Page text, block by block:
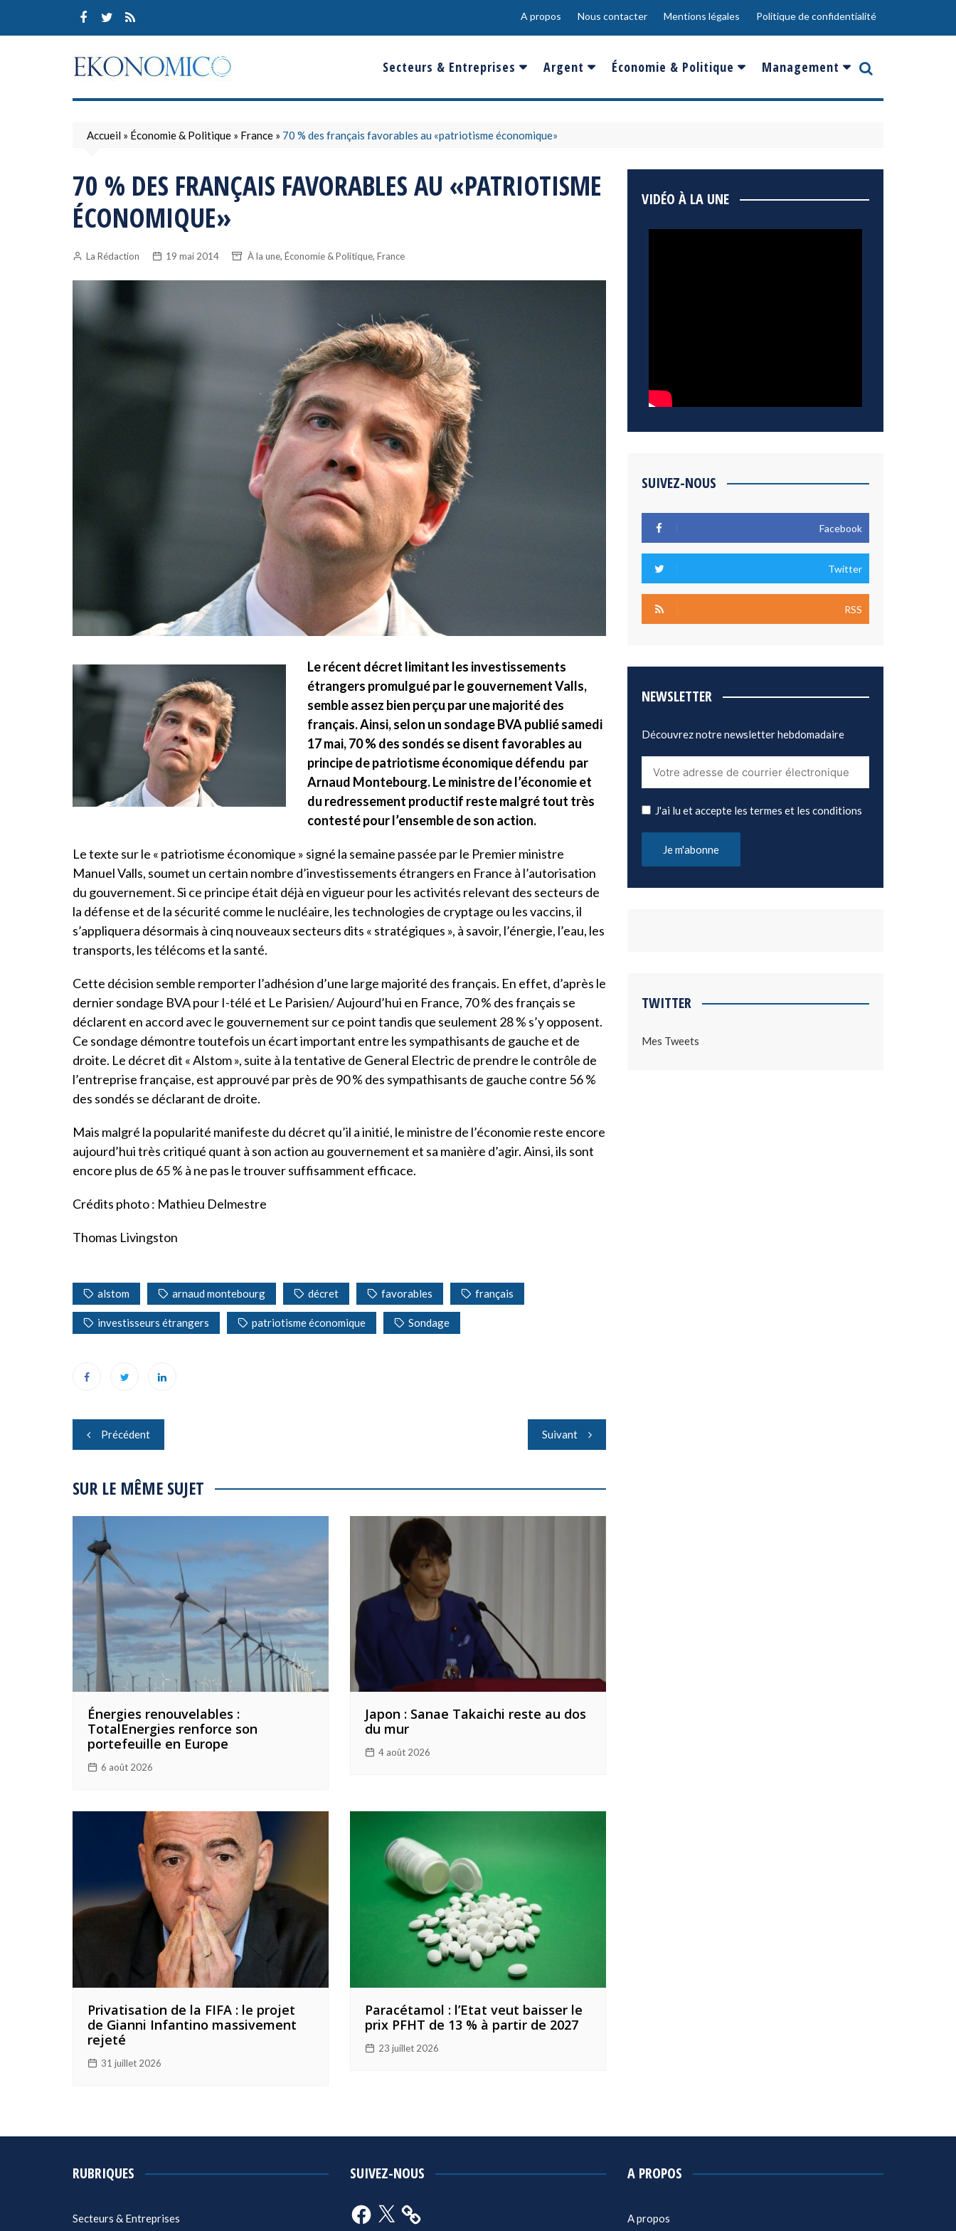
content
A propos Nous contacter Mentions légales Politique de confidentialité
Secteurs & Entreprises
Banques & Finances
Conso & Distrib
Environnement
Argent
Salaire
Sport
Epargne & Placements
Économie & Politique
France
Management
Innovation
Accueil » Économie & Politique » France » 70 % des français favorables au «patriotisme économique»
70 % DES FRANÇAIS FAVORABLES AU «PATRIOTISME
ÉCONOMIQUE»
La Rédaction 19 mai 2014 À la une, Économie & Politique, France
Le récent décret limitant les investissements
étrangers promulgué par le gouvernement Valls,
semble assez bien perçu par une majorité des
français. Ainsi, selon un sondage BVA publié samedi
17 mai, 70 % des sondés se disent favorables au
principe de patriotisme économique défendu par
Arnaud Montebourg. Le ministre de l’économie et
du redressement productif reste malgré tout très
contesté pour l’ensemble de son action.
Le texte sur le « patriotisme économique » signé la semaine passée par le Premier ministre
Manuel Valls, soumet un certain nombre d’investissements étrangers en France à l’autorisation
du gouvernement. Si ce principe était déjà en vigueur pour les activités relevant des secteurs de
la défense et de la sécurité comme le nucléaire, les technologies de cryptage ou les vaccins, il
s’appliquera désormais à cinq nouveaux secteurs dits « stratégiques », à savoir, l’énergie, l’eau, les
transports, les télécoms et la santé.
Cette décision semble remporter l’adhésion d’une large majorité des français. En effet, d’après le
dernier sondage BVA pour I-télé et Le Parisien/ Aujourd’hui en France, 70 % des français se
déclarent en accord avec le gouvernement sur ce point tandis que seulement 28 % s’y opposent.
Ce sondage démontre toutefois un écart important entre les sympathisants de gauche et de
droite. Le décret dit « Alstom », suite à la tentative de General Electric de prendre le contrôle de
l’entreprise française, est approuvé par près de 90 % des sympathisants de gauche contre 56 %
des sondés se déclarant de droite.
Mais malgré la popularité manifeste du décret qu’il a initié, le ministre de l’économie reste encore
aujourd’hui très critiqué quant à son action au gouvernement et sa manière d’agir. Ainsi, ils sont
encore plus de 65 % à ne pas le trouver suffisamment efficace.
Crédits photo : Mathieu Delmestre
Thomas Livingston
alstom arnaud montebourg décret favorables français
investisseurs étrangers patriotisme économique Sondage
Navigation
de
l’article
Précédent Suivant
SUR LE MÊME SUJET
Énergies renouvelables :
TotalEnergies renforce son
portefeuille en Europe
6 août 2026
Japon : Sanae Takaichi reste au dos
du mur
4 août 2026
Privatisation de la FIFA : le projet
de Gianni Infantino massivement
rejeté
31 juillet 2026
Paracétamol : l’Etat veut baisser le
prix PFHT de 13 % à partir de 2027
23 juillet 2026
VIDÉO À LA UNE
SUIVEZ-NOUS
Facebook
Twitter
RSS
NEWSLETTER
Découvrez notre newsletter hebdomadaire
J'ai lu et accepte les termes et les conditions
TWITTER
Mes Tweets
RUBRIQUES
Secteurs & Entreprises
SUIVEZ-NOUS
Facebook
X
A PROPOS
A propos